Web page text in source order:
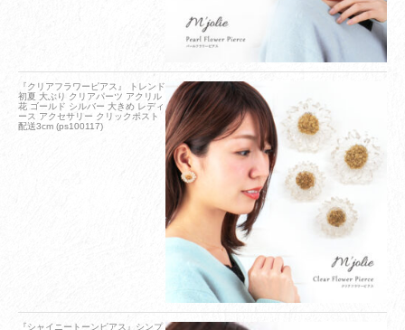
『クリアフラワーピアス』 トレンド
初夏 大ぶり クリアパーツ アクリル
花 ゴールド シルバー 大きめ レディ
ース アクセサリー クリックポスト
配送3cm (ps100117)
『シャイニートーンピアス』シンプ